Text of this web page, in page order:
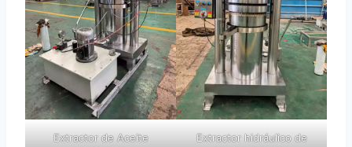
Extractor de Aceite
Extractor hidráulico de